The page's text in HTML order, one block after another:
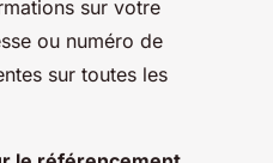
sur votre
ou numéro de
sur toutes les